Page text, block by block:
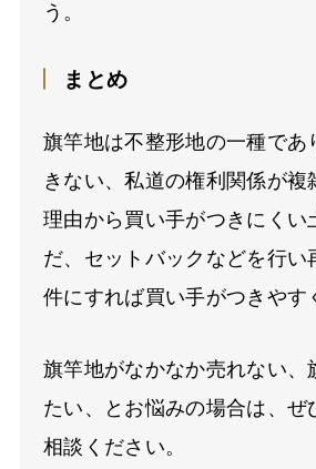
う。
まとめ
旗竿地は不整形地の一種であ
きない、私道の権利関係が複
理由から買い手がつきにくい
だ、セットバックなどを行い
件にすれば買い手がつきやす
旗竿地がなかなか売れない、
たい、とお悩みの場合は、ぜ
相談ください。